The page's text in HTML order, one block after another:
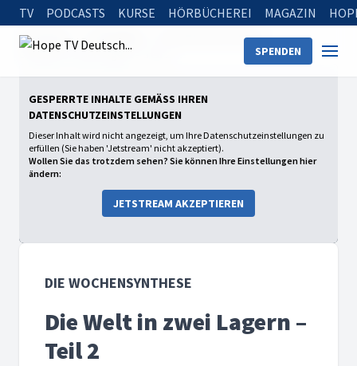
TV PODCASTS KURSE HÖRBÜCHEREI MAGAZIN
SPENDEN
Startseite
Die Wochensynthese
Die Welt in zwei Lagern – Teil 2
GESPERRTE INHALTE GEMÄSS IHREN D
ATENSCHUTZEINSTELLUNGEN
Dieser Inhalt wird nicht angezeigt, um Ihre Datenschutzeinstellungen zu
erfüllen (Sie haben 'Jetstream' nicht akzeptiert).
Wollen Sie das trotzdem sehen? Sie können Ihre Einstellungen hier
ändern:
JETSTREAM AKZEPTIEREN
DIE WOCHENSYNTHESE
Die Welt in zwei Lagern –
Teil 2